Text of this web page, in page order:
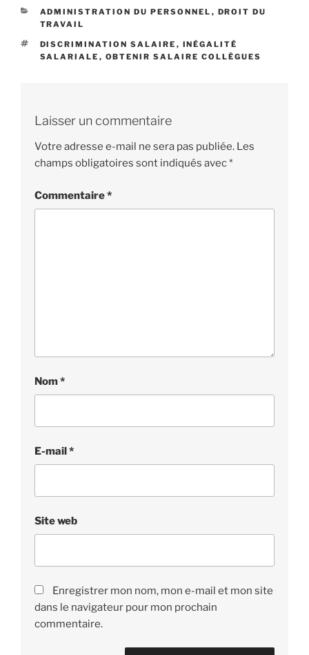
CATÉGORIES
ADMINISTRATION DU PERSONNEL , DROIT DU
TRAVAIL
ÉTIQUETTES
DISCRIMINATION SALAIRE , INÉGALITÉ
SALARIALE , OBTENIR SALAIRE COLLÈGUES
Laisser un commentaire
Votre adresse e-mail ne sera pas publiée. Les
champs obligatoires sont indiqués avec*
Commentaire*
Nom*
E-mail*
Site web
Enregistrer mon nom, mon e-mail et mon site
dans le navigateur pour mon prochain
commentaire.